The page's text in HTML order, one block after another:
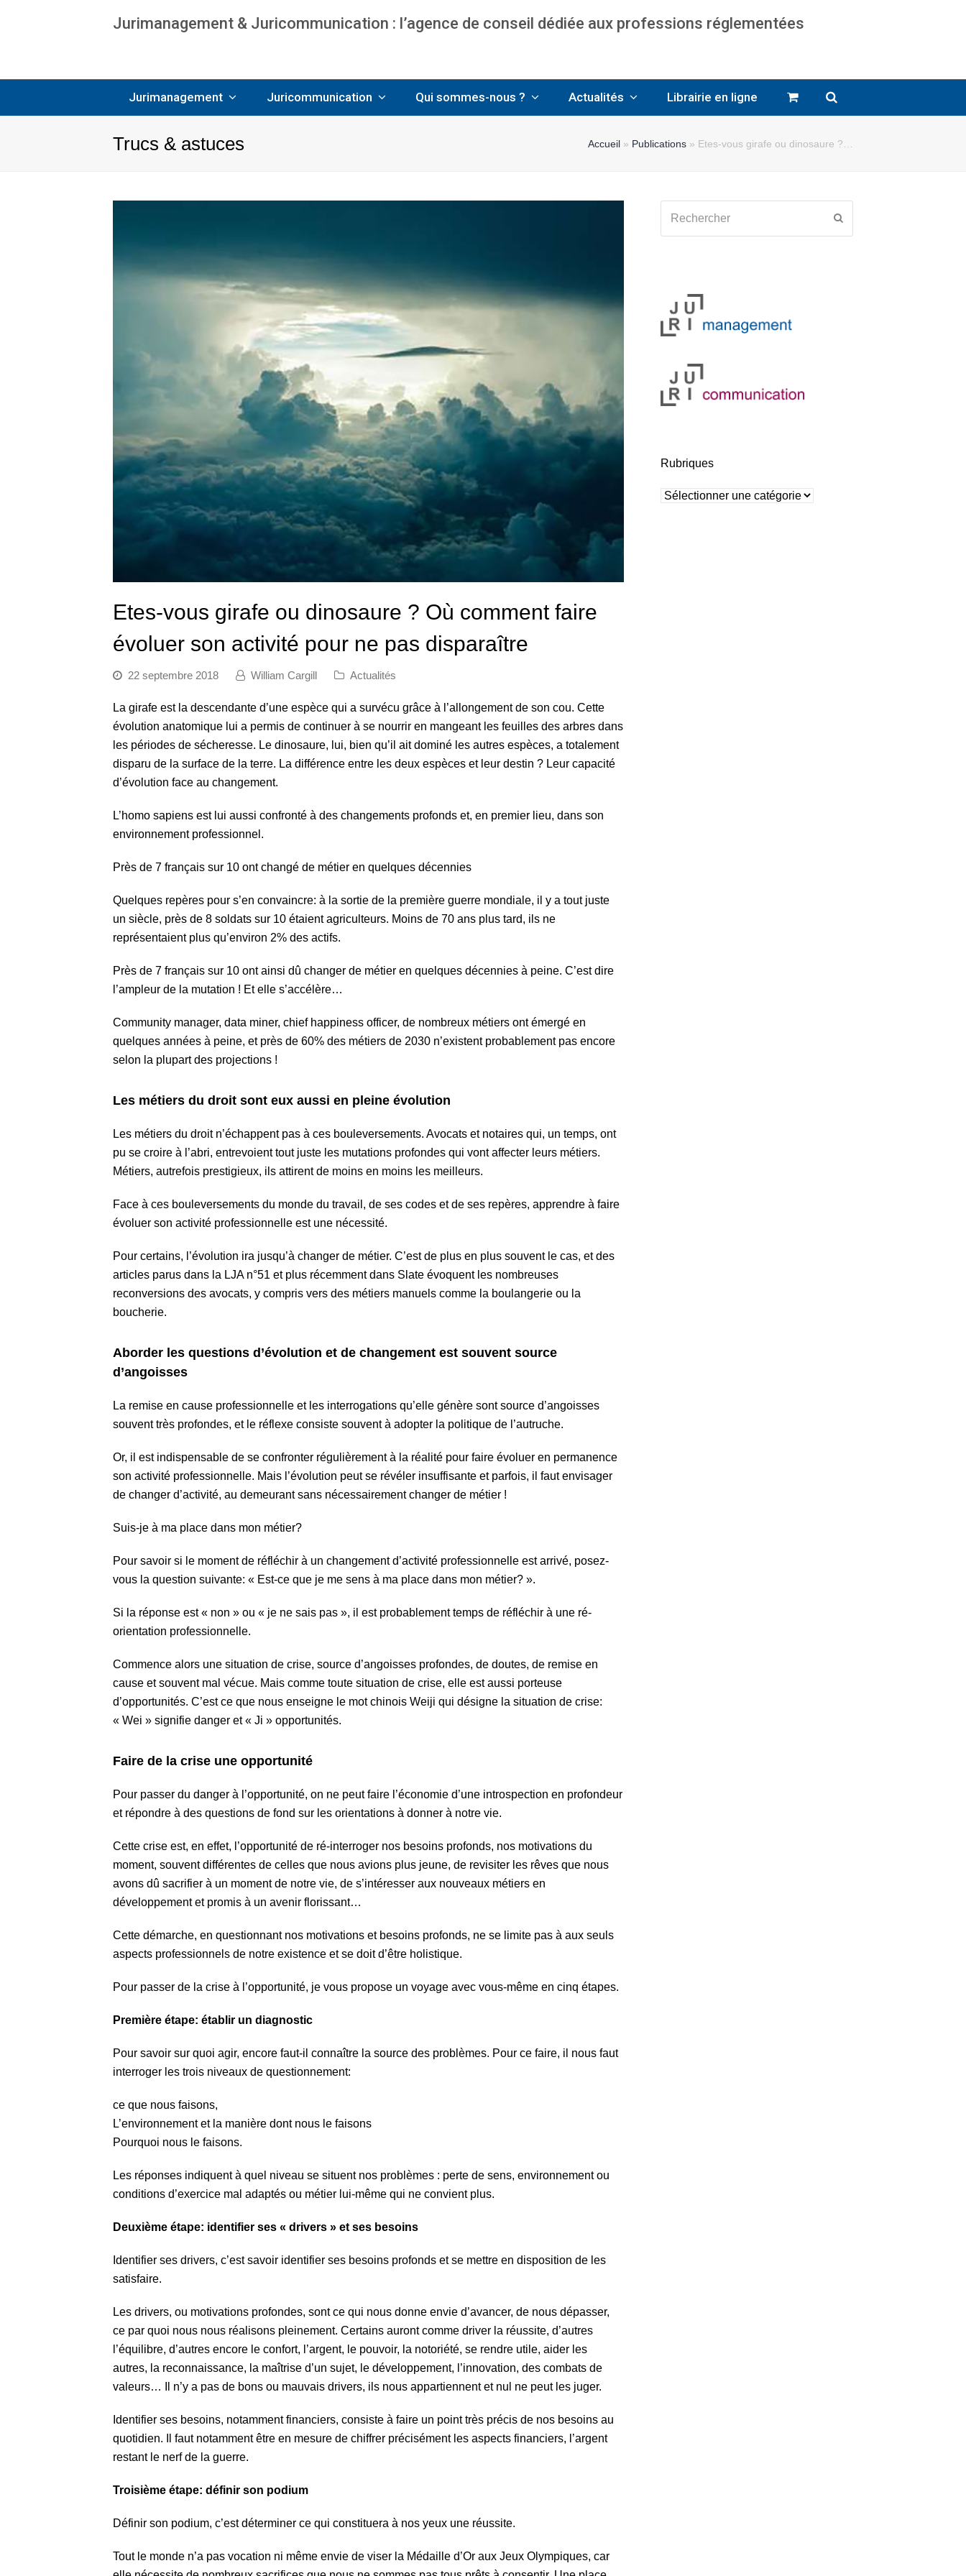
Jurimanagement & Juricommunication : l’agence de conseil dédiée aux professions réglementées
Jurimanagement Juricommunication Qui sommes-nous ? Actualités Librairie en ligne
Trucs & astuces Accueil » Publications » Etes-vous girafe ou dinosaure ?…
Etes-vous girafe ou dinosaure ? Où comment faire
évoluer son activité pour ne pas disparaître
22 septembre 2018 William Cargill Actualités
La girafe est la descendante d’une espèce qui a survécu grâce à l’allongement de son cou. Cette
évolution anatomique lui a permis de continuer à se nourrir en mangeant les feuilles des arbres dans
les périodes de sécheresse. Le dinosaure, lui, bien qu’il ait dominé les autres espèces, a totalement
disparu de la surface de la terre. La différence entre les deux espèces et leur destin ? Leur capacité
d’évolution face au changement.
L’homo sapiens est lui aussi confronté à des changements profonds et, en premier lieu, dans son
environnement professionnel.
Près de 7 français sur 10 ont changé de métier en quelques décennies
Quelques repères pour s’en convaincre: à la sortie de la première guerre mondiale, il y a tout juste
un siècle, près de 8 soldats sur 10 étaient agriculteurs. Moins de 70 ans plus tard, ils ne
représentaient plus qu’environ 2% des actifs.
Près de 7 français sur 10 ont ainsi dû changer de métier en quelques décennies à peine. C’est dire
l’ampleur de la mutation ! Et elle s’accélère…
Community manager, data miner, chief happiness officer, de nombreux métiers ont émergé en
quelques années à peine, et près de 60% des métiers de 2030 n’existent probablement pas encore
selon la plupart des projections !
Les métiers du droit sont eux aussi en pleine évolution
Les métiers du droit n’échappent pas à ces bouleversements. Avocats et notaires qui, un temps, ont
pu se croire à l’abri, entrevoient tout juste les mutations profondes qui vont affecter leurs métiers.
Métiers, autrefois prestigieux, ils attirent de moins en moins les meilleurs.
Face à ces bouleversements du monde du travail, de ses codes et de ses repères, apprendre à faire
évoluer son activité professionnelle est une nécessité.
Pour certains, l’évolution ira jusqu’à changer de métier. C’est de plus en plus souvent le cas, et des
articles parus dans la LJA n°51 et plus récemment dans Slate évoquent les nombreuses
reconversions des avocats, y compris vers des métiers manuels comme la boulangerie ou la
boucherie.
Aborder les questions d’évolution et de changement est souvent source
d’angoisses
La remise en cause professionnelle et les interrogations qu’elle génère sont source d’angoisses
souvent très profondes, et le réflexe consiste souvent à adopter la politique de l’autruche.
Or, il est indispensable de se confronter régulièrement à la réalité pour faire évoluer en permanence
son activité professionnelle. Mais l’évolution peut se révéler insuffisante et parfois, il faut envisager
de changer d’activité, au demeurant sans nécessairement changer de métier !
Suis-je à ma place dans mon métier?
Pour savoir si le moment de réfléchir à un changement d’activité professionnelle est arrivé, posez-
vous la question suivante: « Est-ce que je me sens à ma place dans mon métier? ».
Si la réponse est « non » ou « je ne sais pas », il est probablement temps de réfléchir à une ré-
orientation professionnelle.
Commence alors une situation de crise, source d’angoisses profondes, de doutes, de remise en
cause et souvent mal vécue. Mais comme toute situation de crise, elle est aussi porteuse
d’opportunités. C’est ce que nous enseigne le mot chinois Weiji qui désigne la situation de crise:
« Wei » signifie danger et « Ji » opportunités.
Faire de la crise une opportunité
Pour passer du danger à l’opportunité, on ne peut faire l’économie d’une introspection en profondeur
et répondre à des questions de fond sur les orientations à donner à notre vie.
Cette crise est, en effet, l’opportunité de ré-interroger nos besoins profonds, nos motivations du
moment, souvent différentes de celles que nous avions plus jeune, de revisiter les rêves que nous
avons dû sacrifier à un moment de notre vie, de s’intéresser aux nouveaux métiers en
développement et promis à un avenir florissant…
Cette démarche, en questionnant nos motivations et besoins profonds, ne se limite pas à aux seuls
aspects professionnels de notre existence et se doit d’être holistique.
Pour passer de la crise à l’opportunité, je vous propose un voyage avec vous-même en cinq étapes.
Première étape: établir un diagnostic
Pour savoir sur quoi agir, encore faut-il connaître la source des problèmes. Pour ce faire, il nous faut
interroger les trois niveaux de questionnement:
ce que nous faisons,
L’environnement et la manière dont nous le faisons
Pourquoi nous le faisons.
Les réponses indiquent à quel niveau se situent nos problèmes : perte de sens, environnement ou
conditions d’exercice mal adaptés ou métier lui-même qui ne convient plus.
Deuxième étape: identifier ses « drivers » et ses besoins
Identifier ses drivers, c’est savoir identifier ses besoins profonds et se mettre en disposition de les
satisfaire.
Les drivers, ou motivations profondes, sont ce qui nous donne envie d’avancer, de nous dépasser,
ce par quoi nous nous réalisons pleinement. Certains auront comme driver la réussite, d’autres
l’équilibre, d’autres encore le confort, l’argent, le pouvoir, la notoriété, se rendre utile, aider les
autres, la reconnaissance, la maîtrise d’un sujet, le développement, l’innovation, des combats de
valeurs… Il n’y a pas de bons ou mauvais drivers, ils nous appartiennent et nul ne peut les juger.
Identifier ses besoins, notamment financiers, consiste à faire un point très précis de nos besoins au
quotidien. Il faut notamment être en mesure de chiffrer précisément les aspects financiers, l’argent
restant le nerf de la guerre.
Troisième étape: définir son podium
Définir son podium, c’est déterminer ce qui constituera à nos yeux une réussite.
Tout le monde n’a pas vocation ni même envie de viser la Médaille d’Or aux Jeux Olympiques, car
Rubriques
Rubriques